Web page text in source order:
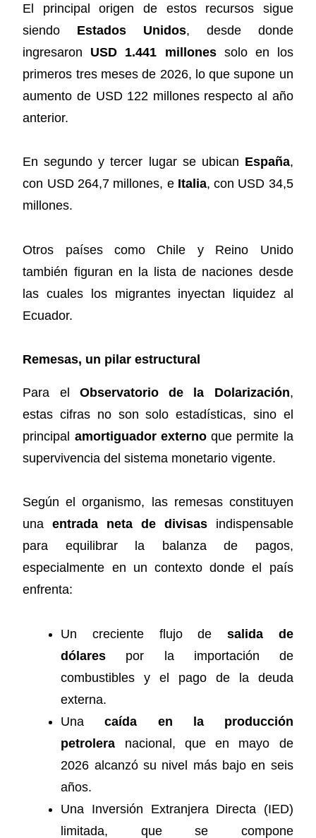
El principal origen de estos recursos sigue
siendo Estados Unidos, desde donde
ingresaron USD 1.441 millonessolo en los
primeros tres meses de 2026, lo que supone un
aumento de USD 122 millones respecto al año
anterior.
En segundo y tercer lugar se ubican España,
con USD 264,7 millones, e Italia, con USD 34,5
millones.
Otros países como Chile y Reino Unido
también figuran en la lista de naciones desde
las cuales los migrantes inyectan liquidez al
Ecuador.
Remesas, un pilar estructural
Para el Observatorio de la Dolarización,
estas cifras no son solo estadísticas, sino el
principal amortiguador externoque permite la
supervivencia del sistema monetario vigente.
Según el organismo, las remesas constituyen
unaentrada neta de divisasindispensable
para equilibrar la balanza de pagos,
especialmente en un contexto donde el país
enfrenta:
Un creciente flujo de salida de
dólares por la importación de
combustibles y el pago de la deuda
externa.
Unacaída en la producción
petrolera nacional, que en mayo de
2026 alcanzó su nivel más bajo en seis
años.
Una Inversión Extranjera Directa (IED)
limitada, que se compone